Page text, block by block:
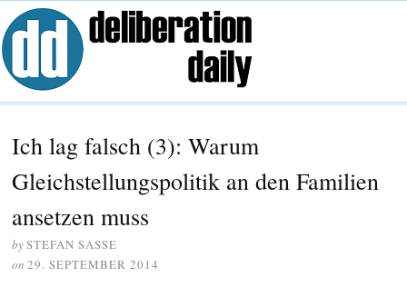
Ich lag falsch (3): Warum
Gleichstellungspolitik an den Familien
ansetzen muss
bySTEFAN SASSE
on 29. SEPTEMBER 2014